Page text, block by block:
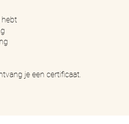
hebt
je een certificaat.